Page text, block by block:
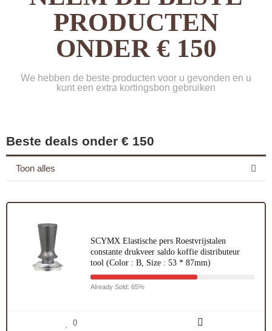
PRODUCTEN
ONDER € 150
We hebben de beste producten voor u gevonden en u
kunt een extra kortingsbon gebruiken
Beste deals onder € 150
Toon alles
SCYMX Elastische pers Roestvrijstalen
constante drukveer saldo koffie distributeur
tool (Color : B, Size : 53 * 87mm)
Already Sold: 65%
0